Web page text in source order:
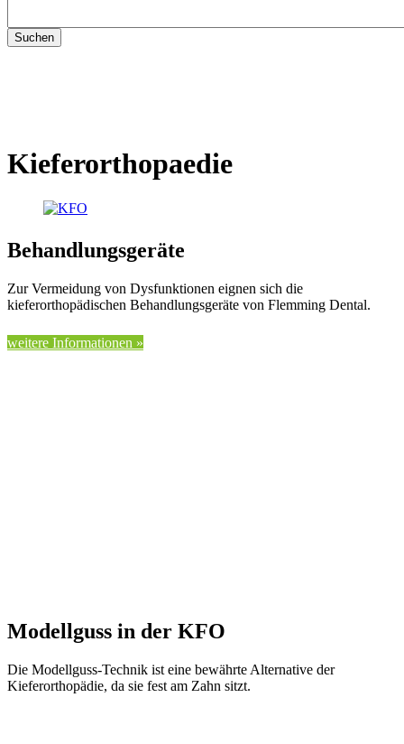
Kieferorthopaedie
Behandlungsgeräte
Zur Vermeidung von Dysfunktionen eignen sich die
kieferorthopädischen Behandlungsgeräte von Flemming Dental.
weitere Informationen »
Modellguss in der KFO
Die Modellguss-Technik ist eine bewährte Alternative der
Kieferorthopädie, da sie fest am Zahn sitzt.